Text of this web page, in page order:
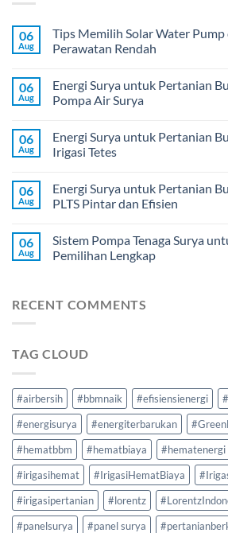
06
Aug
Tips Memilih Solar Water Pump
Perawatan Rendah
06
Aug
Energi Surya untuk Pertanian
Pompa Air Surya
06
Aug
Energi Surya untuk Pertanian
Irigasi Tetes
06
Aug
Energi Surya untuk Pertanian
PLTS Pintar dan Efisien
06
Aug
Sistem Pompa Tenaga Surya
Pemilihan Lengkap
RECENT COMMENTS
TAG CLOUD
#airbersih #bbmnaik #efisiensienergi
#energisurya
#energiterbarukan
#hematbbm
#hematbiaya #hematenergi
#irigasihemat
#IrigasiHematBiaya
#irigasipertanian
#lorentz
#panelsurya
#panel surya